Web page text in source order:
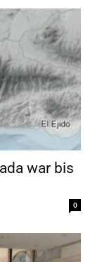
war bis
0